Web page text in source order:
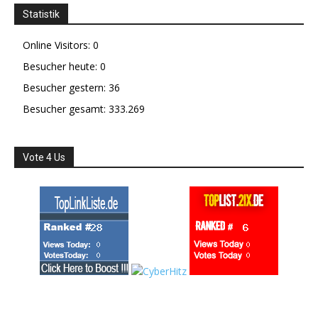
Statistik
Online Visitors: 0
Besucher heute: 0
Besucher gestern: 36
Besucher gesamt: 333.269
Vote 4 Us